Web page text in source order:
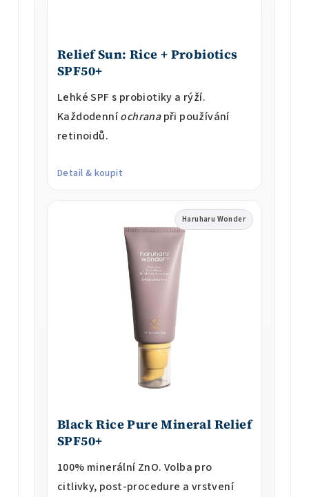
Relief Sun: Rice + Probiotics
SPF50+
Lehké SPF s probiotiky a rýží.
Každodenníochranapři používání
retinoidů.
Detail & koupit
Haruharu Wonder
Black Rice Pure Mineral Relief
SPF50+
100% minerální ZnO. Volba pro
citlivky, post-procedure a vrstvení